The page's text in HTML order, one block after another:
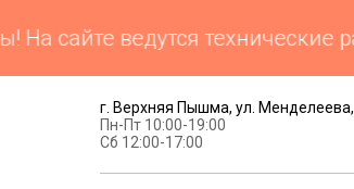
ведутся технические
г. Верхняя Пышма, ул.
Пн-Пт 10:00-19:00
Сб 12:00-17:00